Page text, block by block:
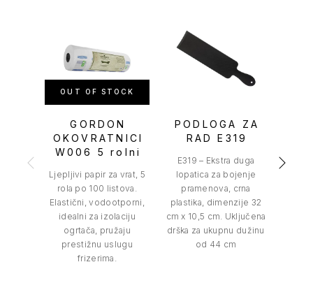
OUT OF STOCK
GORDON
OKOVRATNICI
W006 5 rolni
Ljepljivi papir za vrat, 5
rola po 100 listova.
Elastični, vodootporni,
idealni za izolaciju
ogrtača, pružaju
prestižnu uslugu
frizerima.
PODLOGA ZA
RAD E319
E319 – Ekstra duga
lopatica za bojenje
pramenova, crna
plastika, dimenzije 32
cm x 10,5 cm. Uključena
drška za ukupnu dužinu
od 44 cm